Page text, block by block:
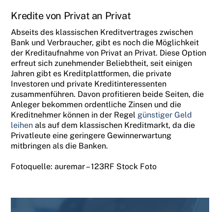
Kredite von Privat an Privat
Abseits des klassischen Kreditvertrages zwischen
Bank und Verbraucher, gibt es noch die Möglichkeit
der Kreditaufnahme von Privat an Privat. Diese Option
erfreut sich zunehmender Beliebtheit, seit einigen
Jahren gibt es Kreditplattformen, die private
Investoren und private Kreditinteressenten
zusammenführen. Davon profitieren beide Seiten, die
Anleger bekommen ordentliche Zinsen und die
Kreditnehmer können in der Regel günstiger Geld
leihen als auf dem klassischen Kreditmarkt, da die
Privatleute eine geringere Gewinnerwartung
mitbringen als die Banken.
Fotoquelle: auremar – 123RF Stock Foto